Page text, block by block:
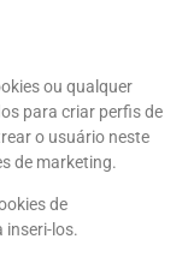
ou qualquer
para criar perfis de
o usuário neste
de marketing.
de
inseri-los.